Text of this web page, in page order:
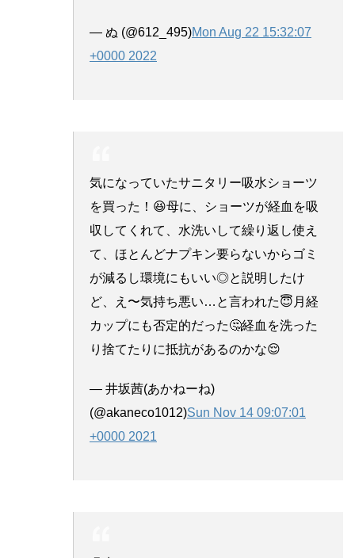
— ぬ (@612_495)Mon Aug 22 15:32:07
+0000 2022
気になっていたサニタリー吸水ショーツ
を買った！😆母に、ショーツが経血を吸
収してくれて、水洗いして繰り返し使え
て、ほとんどナプキン要らないからゴミ
が減るし環境にもいい◎と説明したけ
ど、え〜気持ち悪い…と言われた😇月経
カップにも否定的だった🤔経血を洗った
り捨てたりに抵抗があるのかな😌
— 井坂茜(あかねーね)
(@akaneco1012)Sun Nov 14 09:07:01
+0000 2021